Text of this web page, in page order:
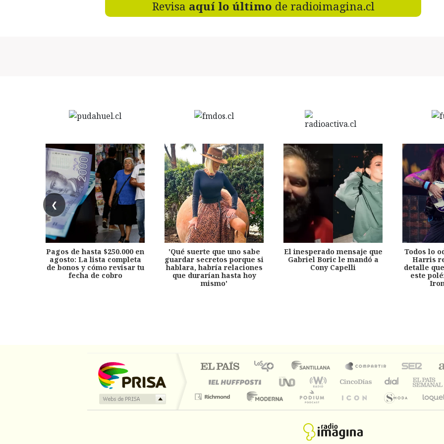
Revisa aquí lo último de radioimagina.cl
❮
Pagos de hasta $250.000 en
agosto: La lista completa
de bonos y cómo revisar tu
fecha de cobro
'Qué suerte que uno sabe
guardar secretos porque si
hablara, habría relaciones
que durarían hasta hoy
mismo'
El inesperado mensaje que
Gabriel Boric le mandó a
Cony Capelli
Todos lo
Harris
detalle
este